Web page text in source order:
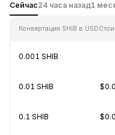
Сейчас24 часа назад1
Конвертация SHIB в USD
0.001 SHIB
0.01 SHIB
0.1 SHIB